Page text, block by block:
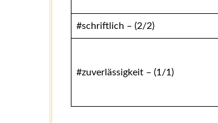
#schriftlich – (2/2)
#zuverlässigkeit – (1/1)